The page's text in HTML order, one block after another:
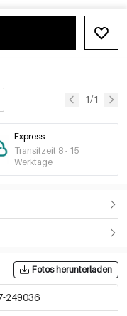
1/1
Express
Transitzeit 8 - 15
Werktage
Fotos herunterladen
249036